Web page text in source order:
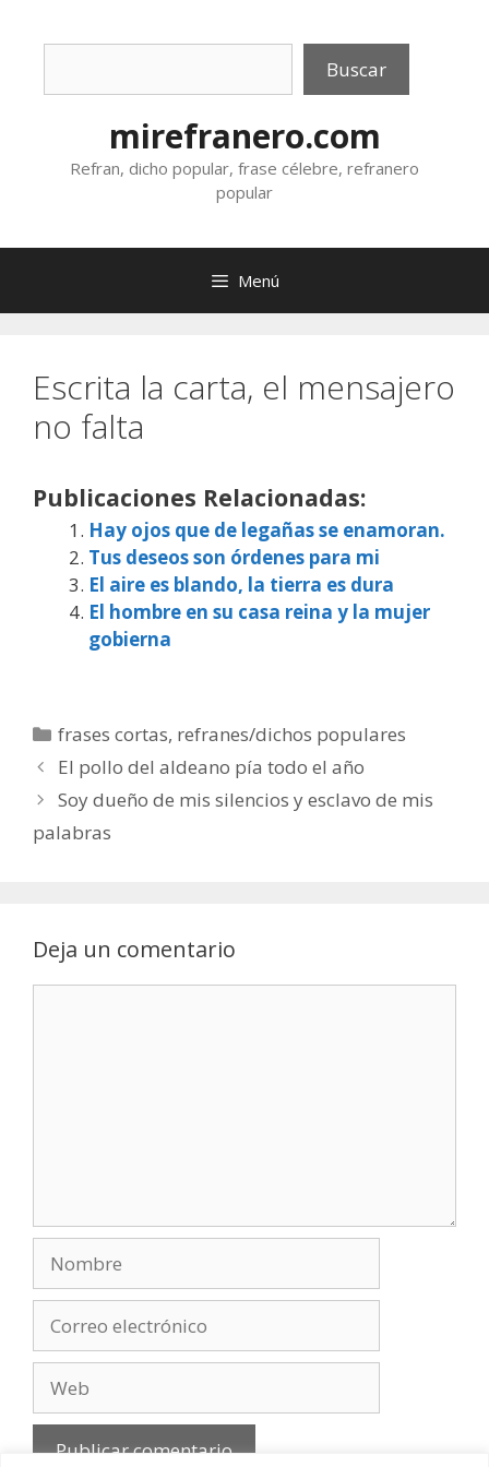
Buscar
mirefranero.com
Refran, dicho popular, frase célebre, refranero
popular
Menú
Escrita la carta, el mensajero
no falta
Publicaciones Relacionadas:
Hay ojos que de legañas se enamoran.
Tus deseos son órdenes para mi
El aire es blando, la tierra es dura
El hombre en su casa reina y la mujer
gobierna
Categorías
frases cortas, refranes/dichos populares
El pollo del aldeano pía todo el año
Soy dueño de mis silencios y esclavo de mis
palabras
Deja un comentario
electrónico